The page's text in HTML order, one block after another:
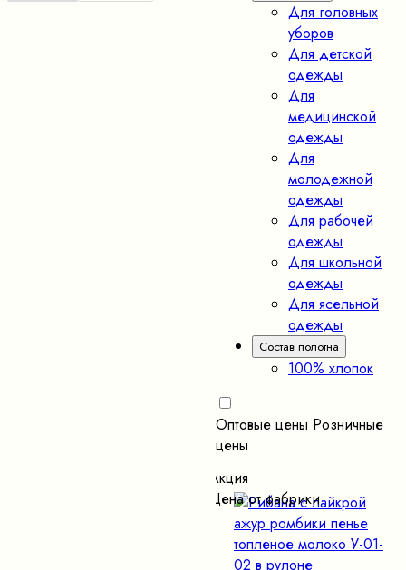
Для головных
уборов
Для детской
одежды
Для
медицинской
одежды
Для
молодежной
одежды
Для рабочей
одежды
Для школьной
одежды
Для ясельной
одежды
Состав полотна
100% хлопок
Оптовые цены Розничные
цены
Акция
Цена от фабрики